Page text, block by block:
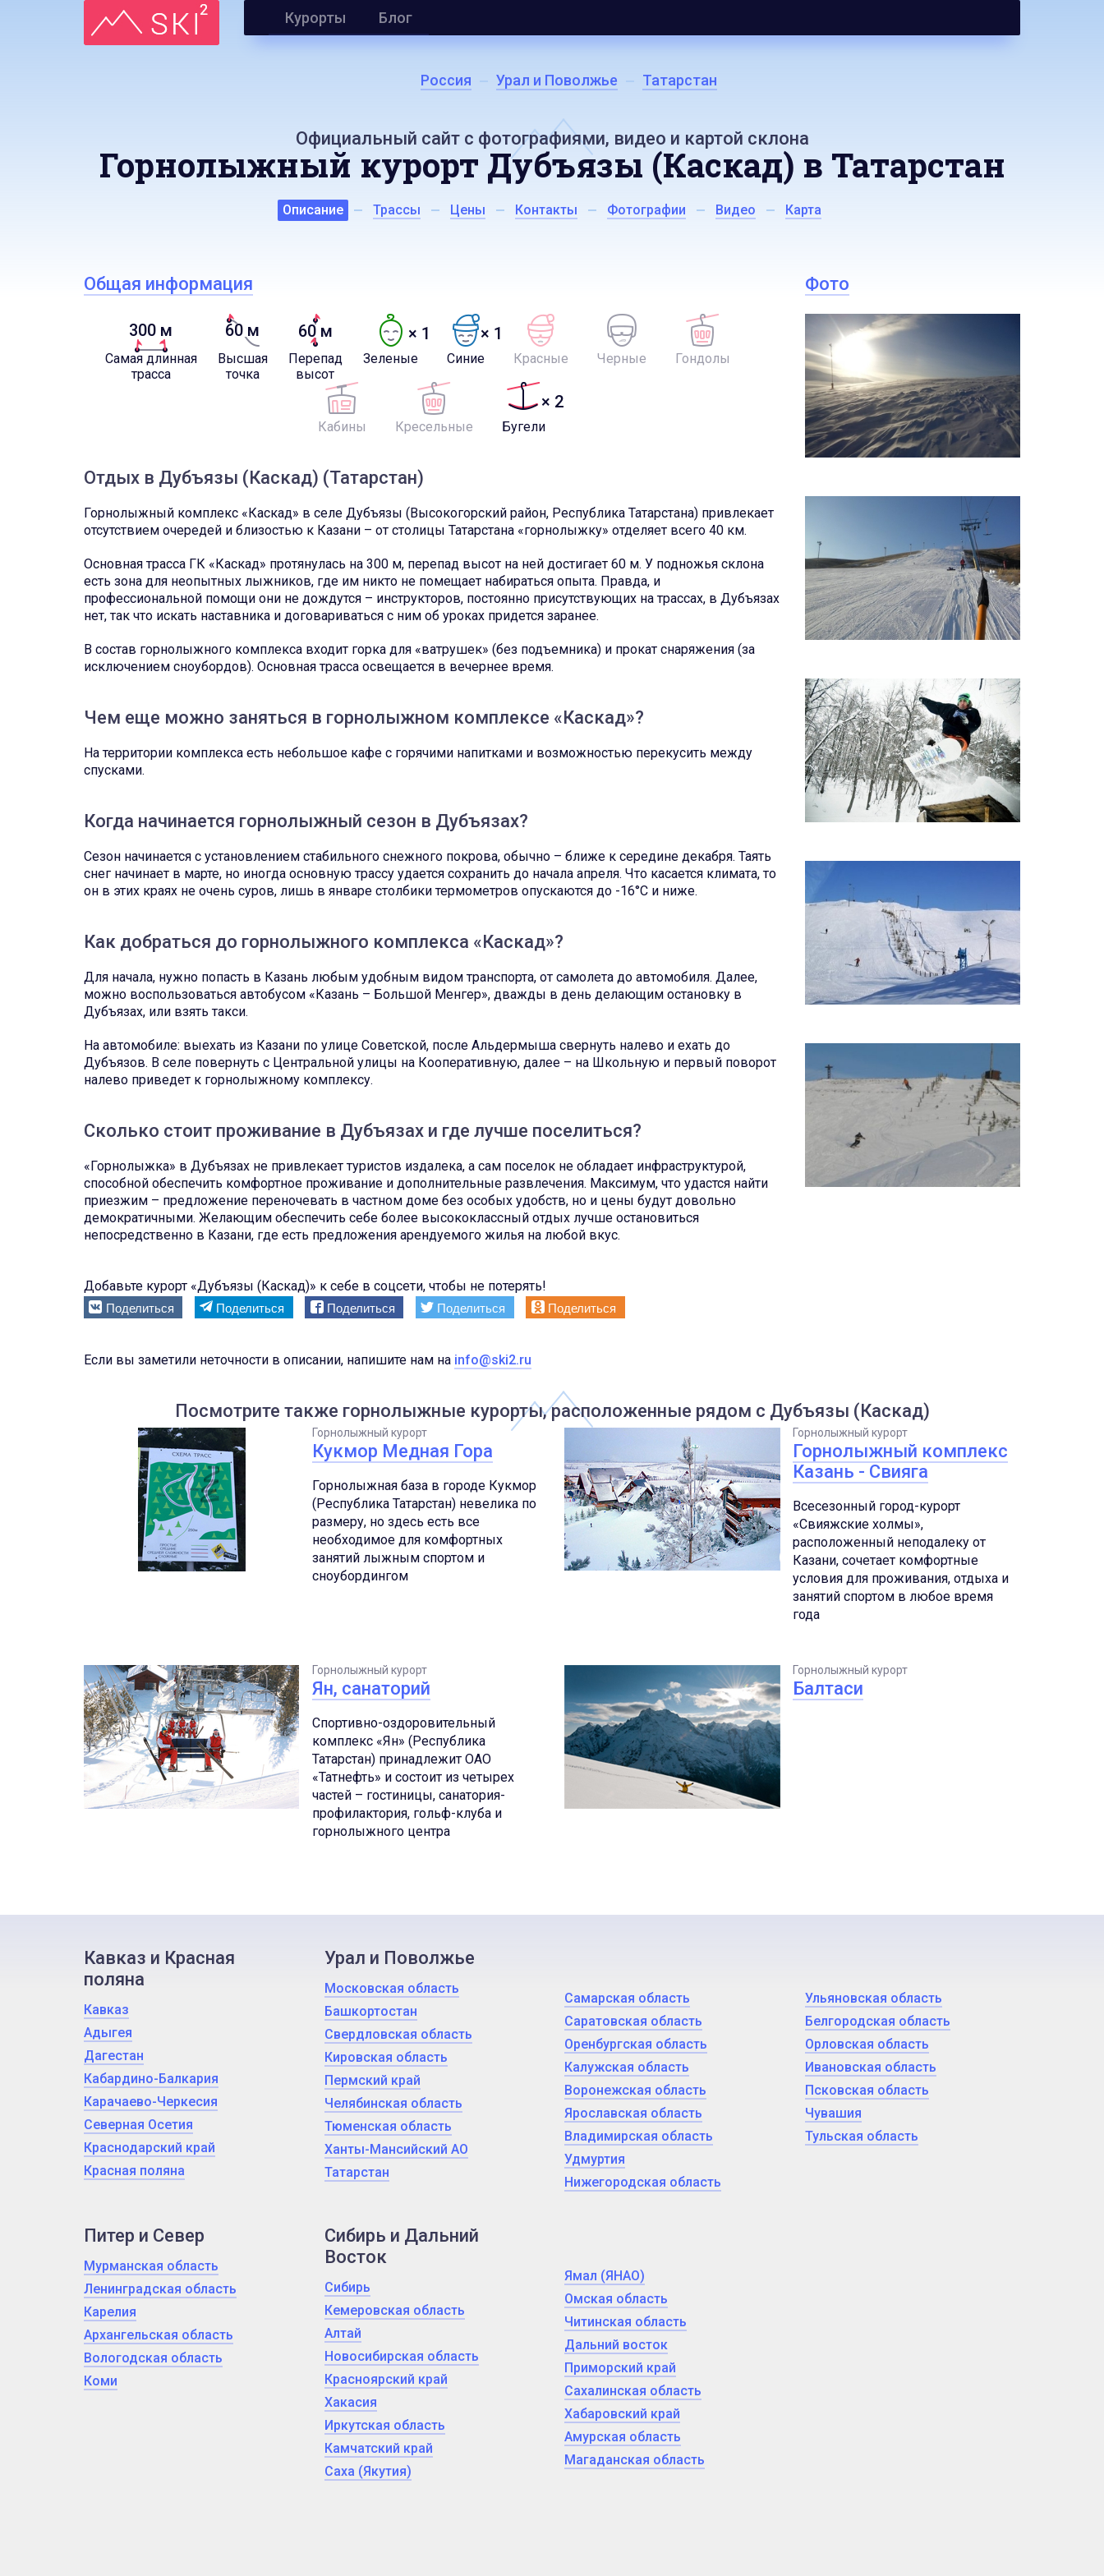
Курорты Блог
Россия Урал и Поволжье Татарстан
Официальный сайт с фотографиями, видео и картой склона
Горнолыжный курорт Дубъязы (Каскад) в Татарстан
Описание Трассы Цены Контакты Фотографии Видео Карта
Общая информация
300 м
Самая длинная
трасса
60 м
Высшая
точка
60 м
Перепад
высот
× 1
Зеленые
× 1
Синие Красные Черные Гондолы
Кабины Кресельные
× 2
Бугели
Отдых в Дубъязы (Каскад) (Татарстан)
Горнолыжный комплекс «Каскад» в селе Дубъязы (Высокогорский район, Республика Татарстана) привлекает
отсутствием очередей и близостью к Казани – от столицы Татарстана «горнолыжку» отделяет всего 40 км.
Основная трасса ГК «Каскад» протянулась на 300 м, перепад высот на ней достигает 60 м. У подножья склона
есть зона для неопытных лыжников, где им никто не помещает набираться опыта. Правда, и
профессиональной помощи они не дождутся – инструкторов, постоянно присутствующих на трассах, в Дубъязах
нет, так что искать наставника и договариваться с ним об уроках придется заранее.
В состав горнолыжного комплекса входит горка для «ватрушек» (без подъемника) и прокат снаряжения (за
исключением сноубордов). Основная трасса освещается в вечернее время.
Чем еще можно заняться в горнолыжном комплексе «Каскад»?
На территории комплекса есть небольшое кафе с горячими напитками и возможностью перекусить между
спусками.
Когда начинается горнолыжный сезон в Дубъязах?
Сезон начинается с установлением стабильного снежного покрова, обычно – ближе к середине декабря. Таять
снег начинает в марте, но иногда основную трассу удается сохранить до начала апреля. Что касается климата, то
он в этих краях не очень суров, лишь в январе столбики термометров опускаются до -16°C и ниже.
Как добраться до горнолыжного комплекса «Каскад»?
Для начала, нужно попасть в Казань любым удобным видом транспорта, от самолета до автомобиля. Далее,
можно воспользоваться автобусом «Казань – Большой Менгер», дважды в день делающим остановку в
Дубъязах, или взять такси.
На автомобиле: выехать из Казани по улице Советской, после Альдермыша свернуть налево и ехать до
Дубъязов. В селе повернуть с Центральной улицы на Кооперативную, далее – на Школьную и первый поворот
налево приведет к горнолыжному комплексу.
Сколько стоит проживание в Дубъязах и где лучше поселиться?
«Горнолыжка» в Дубъязах не привлекает туристов издалека, а сам поселок не обладает инфраструктурой,
способной обеспечить комфортное проживание и дополнительные развлечения. Максимум, что удастся найти
приезжим – предложение переночевать в частном доме без особых удобств, но и цены будут довольно
демократичными. Желающим обеспечить себе более высококлассный отдых лучше остановиться
непосредственно в Казани, где есть предложения арендуемого жилья на любой вкус.
Добавьте курорт «Дубъязы (Каскад)» к себе в соцсети, чтобы не потерять!
Поделиться Поделиться Поделиться Поделиться Поделиться
Если вы заметили неточности в описании, напишите нам на info@ski2.ru
Фото
Посмотрите также горнолыжные курорты, расположенные рядом с Дубъязы (Каскад)
Горнолыжный курорт
Кукмор Медная Гора
Горнолыжная база в городе Кукмор
(Республика Татарстан) невелика по
размеру, но здесь есть все
необходимое для комфортных
занятий лыжным спортом и
сноубордингом
Горнолыжный курорт
Горнолыжный комплекс
Казань - Свияга
Всесезонный город-курорт
«Свияжские холмы»,
расположенный неподалеку от
Казани, сочетает комфортные
условия для проживания, отдыха и
занятий спортом в любое время
года
Горнолыжный курорт
Ян, санаторий
Спортивно-оздоровительный
комплекс «Ян» (Республика
Татарстан) принадлежит ОАО
«Татнефть» и состоит из четырех
частей – гостиницы, санатория-
профилактория, гольф-клуба и
горнолыжного центра
Горнолыжный курорт
Балтаси
Кавказ и Красная
поляна
Кавказ
Адыгея
Дагестан
Кабардино-Балкария
Карачаево-Черкесия
Северная Осетия
Краснодарский край
Красная поляна
Урал и Поволжье
Московская область
Башкортостан
Свердловская область
Кировская область
Пермский край
Челябинская область
Тюменская область
Ханты-Мансийский АО
Татарстан
Самарская область
Саратовская область
Оренбургская область
Калужская область
Воронежская область
Ярославская область
Владимирская область
Удмуртия
Нижегородская область
Ульяновская область
Белгородская область
Орловская область
Ивановская область
Псковская область
Чувашия
Тульская область
Питер и Север
Мурманская область
Ленинградская область
Карелия
Архангельская область
Вологодская область
Коми
Сибирь и Дальний
Восток
Сибирь
Кемеровская область
Алтай
Новосибирская область
Красноярский край
Хакасия
Иркутская область
Камчатский край
Саха (Якутия)
Ямал (ЯНАО)
Омская область
Читинская область
Дальний восток
Приморский край
Сахалинская область
Хабаровский край
Амурская область
Магаданская область